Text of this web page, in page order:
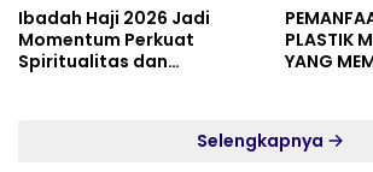
Ibadah Haji 2026 Jadi
Momentum Perkuat
Spiritualitas dan
PLASTIK
YANG
Selengkapnya